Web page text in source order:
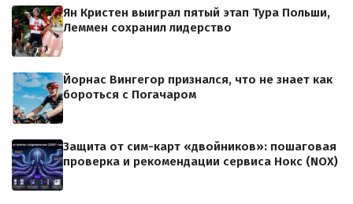
Ян Кристен выиграл пятый этап Тура Польши,
Леммен сохранил лидерство
Йорнас Вингегор признался, что не знает как
бороться с Погачаром
Защита от сим-карт «двойников»: пошаговая
проверка и рекомендации сервиса Нокс (NOX)